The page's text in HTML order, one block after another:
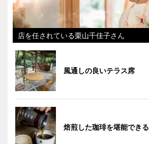
店を任されている栗山千佳子さん
風通しの良いテラス席
焙煎した珈琲を堪能できる